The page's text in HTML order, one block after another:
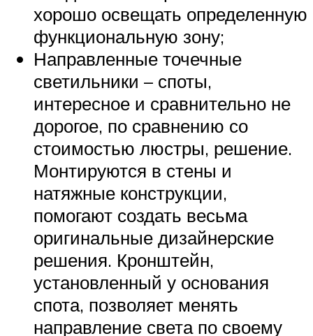
хорошо освещать определенную
функциональную зону;
Направленные точечные
светильники – споты,
интересное и сравнительно не
дорогое, по сравнению со
стоимостью люстры, решение.
Монтируются в стены и
натяжные конструкции,
помогают создать весьма
оригинальные дизайнерские
решения. Кронштейн,
установленный у основания
спота, позволяет менять
направление света по своему